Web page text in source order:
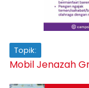
Topik:
Mobil Jenazah